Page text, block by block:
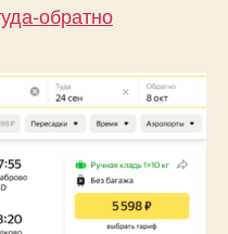
обратно